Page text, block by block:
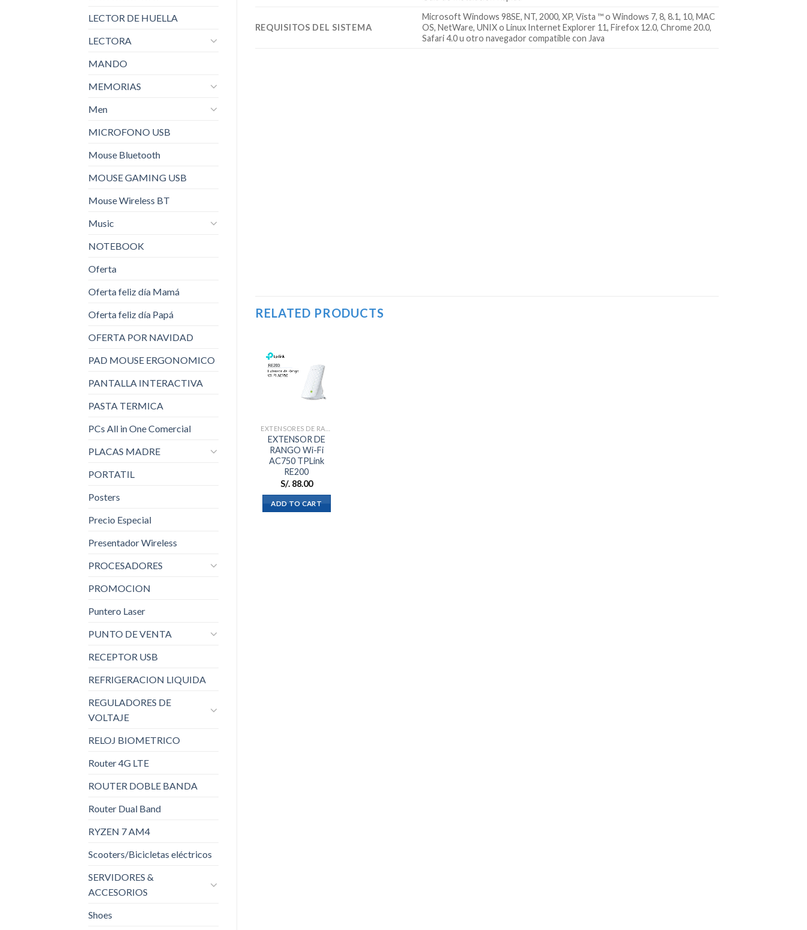
REQUISITOS DEL SISTEMA
Microsoft Windows 98SE, NT, 2000, XP, Vista ™ o Windows 7, 8, 8.1, 10, MAC
OS, NetWare, UNIX o Linux Internet Explorer 11, Firefox 12.0, Chrome 20.0,
Safari 4.0 u otro navegador compatible con Java
RELATED PRODUCTS
Añadir
a la
EXTENSOR DE
RANGO Wi-Fi
AC750 TPLink
RE200
S/.88.00
ADD TO CART
LECTOR DE HUELLA
LECTORA
MANDO
MEMORIAS
Men
MICROFONO USB
Mouse Bluetooth
MOUSE GAMING USB
Mouse Wireless BT
Music
NOTEBOOK
Oferta
Oferta feliz día Mamá
Oferta feliz día Papá
OFERTA POR NAVIDAD
PAD MOUSE ERGONOMICO
PANTALLA INTERACTIVA
PASTA TERMICA
PCs All in One Comercial
PLACAS MADRE
PORTATIL
Posters
Precio Especial
Presentador Wireless
PROCESADORES
PROMOCION
Puntero Laser
PUNTO DE VENTA
RECEPTOR USB
REFRIGERACION LIQUIDA
REGULADORES DE
VOLTAJE
RELOJ BIOMETRICO
Router 4G LTE
ROUTER DOBLE BANDA
Router Dual Band
RYZEN 7 AM4
Scooters/Bicicletas eléctricos
SERVIDORES &
ACCESORIOS
Shoes